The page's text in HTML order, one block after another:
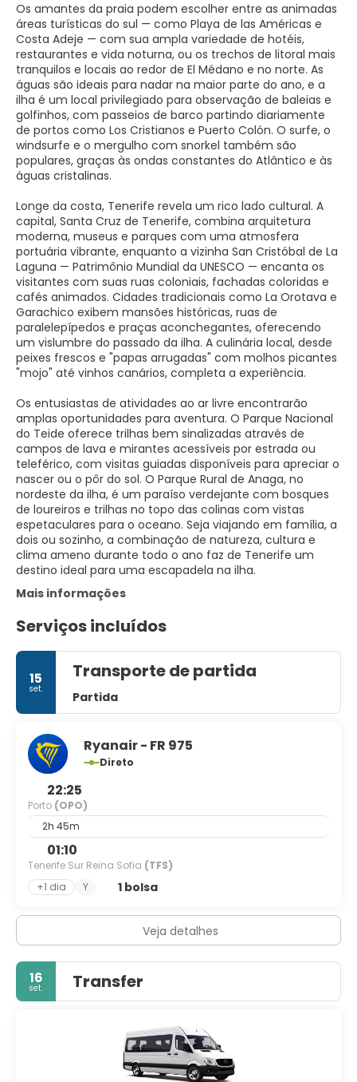
Os amantes da praia podem escolher entre as animadas
áreas turísticas do sul — como Playa de las Américas e
Costa Adeje — com sua ampla variedade de hotéis,
restaurantes e vida noturna, ou os trechos de litoral mais
tranquilos e locais ao redor de El Médano e no norte. As
águas são ideais para nadar na maior parte do ano, e a
ilha é um local privilegiado para observação de baleias e
golfinhos, com passeios de barco partindo diariamente
de portos como Los Cristianos e Puerto Colón. O surfe, o
windsurfe e o mergulho com snorkel também são
populares, graças às ondas constantes do Atlântico e às
águas cristalinas.
Longe da costa, Tenerife revela um rico lado cultural. A
capital, Santa Cruz de Tenerife, combina arquitetura
moderna, museus e parques com uma atmosfera
portuária vibrante, enquanto a vizinha San Cristóbal de La
Laguna — Patrimônio Mundial da UNESCO — encanta os
visitantes com suas ruas coloniais, fachadas coloridas e
cafés animados. Cidades tradicionais como La Orotava e
Garachico exibem mansões históricas, ruas de
paralelepípedos e praças aconchegantes, oferecendo
um vislumbre do passado da ilha. A culinária local, desde
peixes frescos e "papas arrugadas" com molhos picantes
"mojo" até vinhos canários, completa a experiência.
Os entusiastas de atividades ao ar livre encontrarão
amplas oportunidades para aventura. O Parque Nacional
do Teide oferece trilhas bem sinalizadas através de
campos de lava e mirantes acessíveis por estrada ou
teleférico, com visitas guiadas disponíveis para apreciar o
nascer ou o pôr do sol. O Parque Rural de Anaga, no
nordeste da ilha, é um paraíso verdejante com bosques
de loureiros e trilhas no topo das colinas com vistas
espetaculares para o oceano. Seja viajando em família, a
dois ou sozinho, a combinação de natureza, cultura e
clima ameno durante todo o ano faz de Tenerife um
destino ideal para uma escapadela na ilha.
Mais informações
Serviços incluídos
15
set.
Transporte de partida
Partida
Ryanair - FR 975
Direto
22:25
Porto (OPO)
2h 45m
01:10
Tenerife Sur Reina Sofia (TFS)
+1 dia
Y 1 bolsa
Veja detalhes
16
set. Transfer